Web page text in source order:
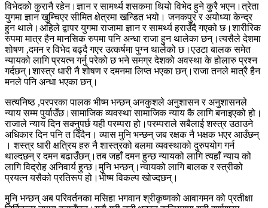
विभेदको कुरानै रहेन।ज्ञान र सामर्थ्य शसकमा थियो विभेद हुने कुरै भएन।त्रेता
युगमा ज्ञान खुम्चिएर सीमित क्षेत्रमा खन्डित भयो। जनकपुर र अयोध्या केन्द्र
हुन थाले।अहिले द्वापर युगमा राजामा ज्ञान र सामर्थ्य हराउँदै गएको छ।शारीरिक
रुपमा मात्र हैन मानसिक रुपमा पनि अन्धा राजा हुन थालेका छन्।त्यसैले देशमा
शोषण ,दमन र विभेद बढ्दै गएर उत्कर्षमा पुग्न थालेको छ।एउटा बालक समेत
न्यायको लागि प्रयत्न गर्नु परेको छ भने समग्र देशको अवस्था के होलारु प्रश्न
गर्दछन्।शास्त्र धारी नै शोषण र दमनमा लिप्त भएका छन्।राजा तनले मात्रै हैन
मनले पनि अन्धा भएका छन्।
सत्यनिष्ठ ,परपरका पालक भीष्म भन्छन् अनकुशले अनुशासन र अनुशासनले
न्याय सम्म पुर्याउँछ।सामाजिक व्यवस्था सामाजिक न्याय कै लागि बनाइएको हो।
राजाले न्याय दिन सक्नुपर्छ यही परम्परा हो।परम्पराले सबैलाई शस्त्र उठाउने
अधिकार दिन पनि त दिँदैन। व्यास मुनि भन्छन् जब रक्षक नै भक्षक भएर आउँछन्
। शस्त्र धारी क्षत्रिय हरु नै शास्त्रको बलमा व्यवस्थाको दुरुपयोग गर्न
थाल्दछन् र दमन बढाउँछन्।तब जहाँ दमन हुन्छ न्यायको लागि त्यहाँ न्याय को
लागि विद्रोह अनिवार्य हुन्छ।मुनि भन्छन्।न्यायको लागि बालक र स्त्रीको
प्रयत्न यसैको प्रतिरूप हो।भीष्म विकल्प खोज्दछन्।
मुनि भन्छन् अब परिवर्तनका मसिहा भगवान श्रीकृष्णको आवागमन को प्रतीक्षा